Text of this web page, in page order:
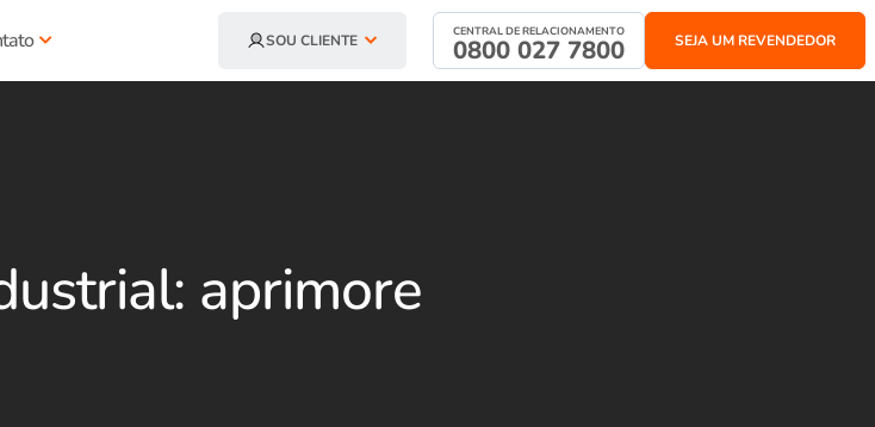
SOU CLIENTE CENTRAL DE RELACIONAMENTO
0800 027 7800 SEJA UM REVENDEDOR
aprimore